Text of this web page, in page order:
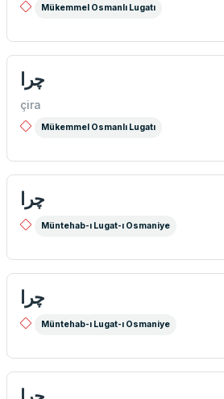
Mükemmel Osmanlı Lugatı
چرا
çira
Mükemmel Osmanlı Lugatı
چرا
Müntehab-ı Lugat-ı Osmaniye
چرا
Müntehab-ı Lugat-ı Osmaniye